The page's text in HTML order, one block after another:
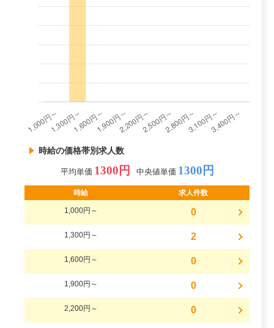
時給の価格帯別求人数
平均単価 1300円 中央値単価 1300円
時給 求人件数
1,000円～ 0
1,300円～ 2
1,600円～ 0
1,900円～ 0
2,200円～ 0